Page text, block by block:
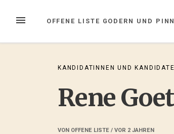
InhaltMENÜ OFFENE LISTE GODERN UND
KANDIDATINNEN UND
Rene
VON OFFENE LISTE / VOR 2 JAHREN